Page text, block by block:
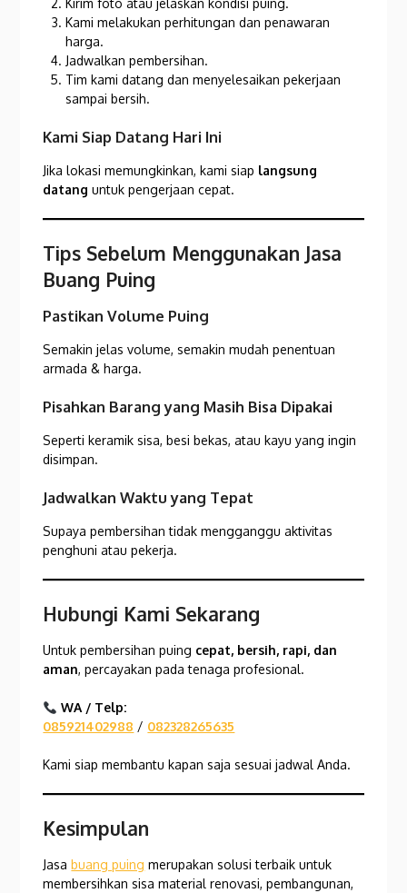
Kirim foto atau jelaskan kondisi puing.
Kami melakukan perhitungan dan penawaran
harga.
Jadwalkan pembersihan.
Tim kami datang dan menyelesaikan pekerjaan
sampai bersih.
Kami Siap Datang Hari Ini
Jika lokasi memungkinkan, kami siap langsung
datang untuk pengerjaan cepat.
Tips Sebelum Menggunakan Jasa
Buang Puing
Pastikan Volume Puing
Semakin jelas volume, semakin mudah penentuan
armada & harga.
Pisahkan Barang yang Masih Bisa Dipakai
Seperti keramik sisa, besi bekas, atau kayu yang ingin
disimpan.
Jadwalkan Waktu yang Tepat
Supaya pembersihan tidak mengganggu aktivitas
penghuni atau pekerja.
Hubungi Kami Sekarang
Untuk pembersihan puing cepat, bersih, rapi, dan
aman, percayakan pada tenaga profesional.
WA / Telp:
085921402988 / 082328265635
Kami siap membantu kapan saja sesuai jadwal Anda.
Kesimpulan
Jasabuang puing merupakan solusi terbaik untuk
membersihkan sisa material renovasi, pembangunan,